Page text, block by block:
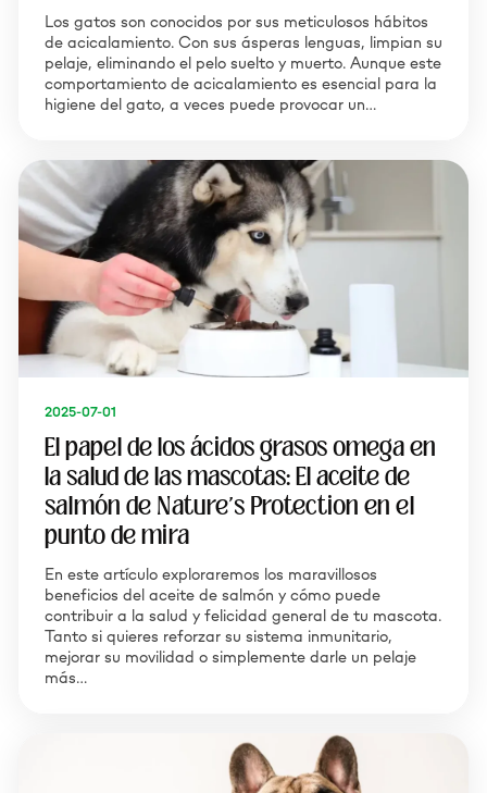
Los gatos son conocidos por sus meticulosos hábitos
de acicalamiento. Con sus ásperas lenguas, limpian su
pelaje, eliminando el pelo suelto y muerto. Aunque este
comportamiento de acicalamiento es esencial para la
higiene del gato, a veces puede provocar un…
2025-07-01
El papel de los ácidos grasos omega en
la salud de las mascotas: El aceite de
salmón de Nature's Protection en el
punto de mira
En este artículo exploraremos los maravillosos
beneficios del aceite de salmón y cómo puede
contribuir a la salud y felicidad general de tu mascota.
Tanto si quieres reforzar su sistema inmunitario,
mejorar su movilidad o simplemente darle un pelaje
más…